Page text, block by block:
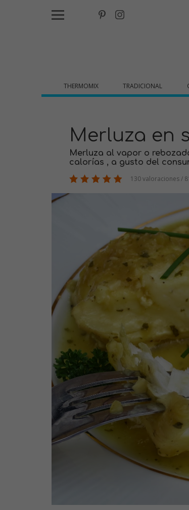
THERMOMIX TRADICIONAL
Merluza en
Merluza al vapor o
calorías , a gusto del
130 valoraciones /